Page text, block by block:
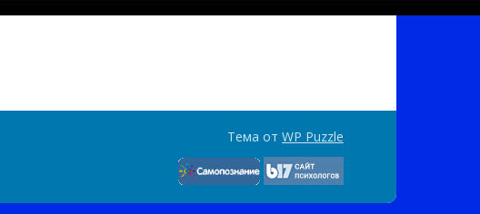
Тема от WP Puzzle